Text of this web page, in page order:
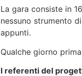
La gara consiste in
nessuno strumento
appunti.
Qualche giorno
I referenti del